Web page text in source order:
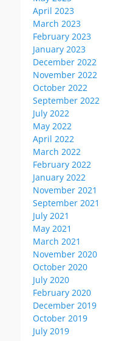
April 2023
March 2023
February 2023
January 2023
December 2022
November 2022
October 2022
September 2022
July 2022
May 2022
April 2022
March 2022
February 2022
January 2022
November 2021
September 2021
July 2021
May 2021
March 2021
November 2020
October 2020
July 2020
February 2020
December 2019
October 2019
July 2019